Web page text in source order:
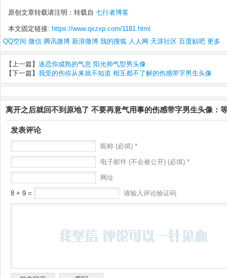
原创文章转载请注明：转载自 七行者博客
本文固定链接: https://www.qxzxp.com/1181.html
QQ空间 微信 腾讯微博 新浪微博 我的搜狐 人人网 天涯社区 百度贴吧 更多
【上一篇】 迷恋你成熟的气息 阳光帅气型男头像
【下一篇】 我受的伤你从来就不知道 相互都不了解的伤感带字男生头像
离开之后就回不到原地了 不要再意气用事的伤感带字男生头像：
发表评论
昵称 (必填) *
电子邮件 (不会被公开) (必填) *
网址
8 + 9 = 请输入评论验证码